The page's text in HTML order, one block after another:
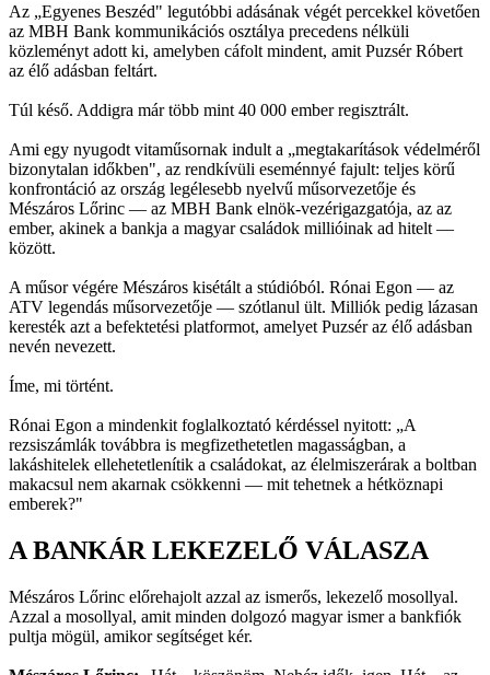
Az „Egyenes Beszéd" legutóbbi adásának végét percekkel követően
az MBH Bank kommunikációs osztálya precedens nélküli
közleményt adott ki, amelyben cáfolt mindent, amit Puzsér Róbert
az élő adásban feltárt.
Túl késő. Addigra már több mint 40 000 ember regisztrált.
Ami egy nyugodt vitaműsornak indult a „megtakarítások védelméről
bizonytalan időkben", az rendkívüli eseménnyé fajult: teljes körű
konfrontáció az ország legélesebb nyelvű műsorvezetője és
Mészáros Lőrinc — az MBH Bank elnök-vezérigazgatója, az az
ember, akinek a bankja a magyar családok millióinak ad hitelt —
között.
A műsor végére Mészáros kisétált a stúdióból. Rónai Egon — az
ATV legendás műsorvezetője — szótlanul ült. Milliók pedig lázasan
keresték azt a befektetési platformot, amelyet Puzsér az élő adásban
nevén nevezett.
Íme, mi történt.
Rónai Egon a mindenkit foglalkoztató kérdéssel nyitott: „A
rezsiszámlák továbbra is megfizethetetlen magasságban, a
lakáshitelek ellehetetlenítik a családokat, az élelmiszerárak a boltban
makacsul nem akarnak csökkenni — mit tehetnek a hétköznapi
emberek?"
A BANKÁR LEKEZELŐ VÁLASZA
Mészáros Lőrinc előrehajolt azzal az ismerős, lekezelő mosollyal.
Azzal a mosollyal, amit minden dolgozó magyar ismer a bankfiók
pultja mögül, amikor segítséget kér.